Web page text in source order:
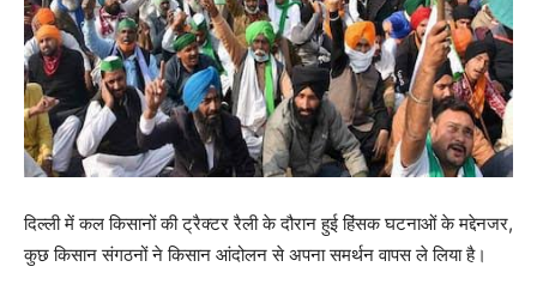
दिल्‍ली में कल किसानों की ट्रैक्टर रैली के दौरान हुई हिंसक घटनाओं के मद्देनजर,
कुछ किसान संगठनों ने किसान आंदोलन से अपना समर्थन वापस ले लिया है।